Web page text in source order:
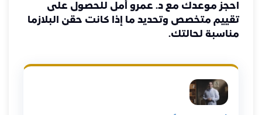
احجز موعدك مع د. عمرو أمل للحصول على
تقييم متخصص وتحديد ما إذا كانت حقن البلازما
مناسبة لحالتك.